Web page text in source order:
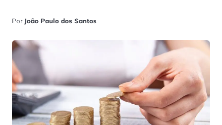
Por João Paulo dos Santos